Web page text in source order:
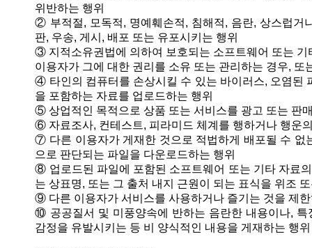
위반하는 행위
② 부적절, 모독적, 명예훼손적, 침해적, 음란, 상스럽거
판, 우송, 게시, 배포 또는 유포시키는 행위
③ 지적소유권법에 의하여 보호되는 소프트웨어 또는
이용자가 그에 대한 권리를 소유 또는 관리하는 경우,
④ 타인의 컴퓨터를 손상시킬 수 있는 바이러스, 오염된
을 포함하는 자료를 업로드하는 행위
⑤ 상업적인 목적으로 상품 또는 서비스를 광고 또는 판
⑥ 자료조사, 컨테스트, 피라미드 체계를 행하거나 행운
⑦ 다른 이용자가 게재한 것으로 적법하게 배포될 수 없
으로 판단되는 파일을 다운로드하는 행위
⑧ 업로드된 파일에 포함된 소프트웨어 또는 기타 자료
는 상표명, 또는 그 출처 내지 근원이 되는 표식을 위조
⑨ 다른 이용자가 서비스를 사용하거나 즐기는 것을 제
⑩ 공공질서 및 미풍양속에 반하는 음란한 내용이나, 특
감정을 유발시키는 등 비 양식적인 내용을 게재하는 행위